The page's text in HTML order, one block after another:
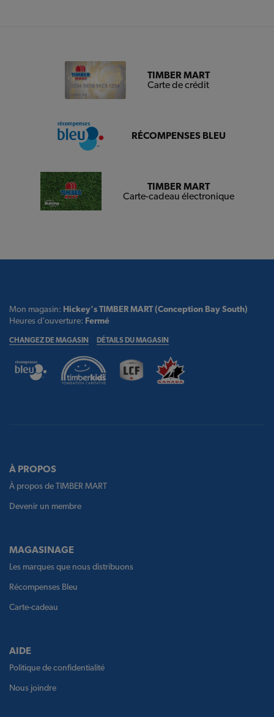
TIMBER MART
Carte de crédit
RÉCOMPENSES BLEU
TIMBER MART
Carte-cadeau électronique
Mon magasin: Hickey's TIMBER MART (Conception Bay South)
Heures d'ouverture: Fermé
CHANGEZ DE MAGASIN DÉTAILS DU MAGASIN
À PROPOS
À propos de TIMBER MART
Devenir un membre
MAGASINAGE
Les marques que nous distribuons
Récompenses Bleu
Carte-cadeau
AIDE
Politique de confidentialité
Nous joindre